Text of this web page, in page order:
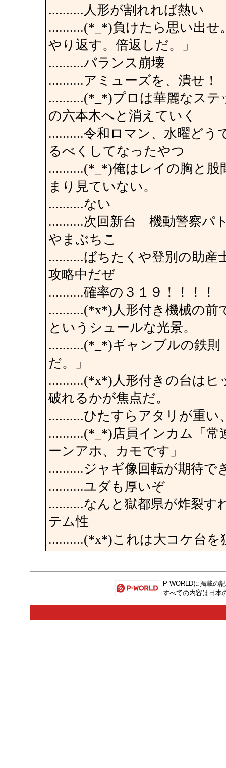
..........人形が割れれば熱い
..........(*_*)負けたら思い出
やり返す。倍返しだ。」
..........バランス崩壊
..........アミューズを、潰せ！
..........(*_*)プロは華麗なス
の六本木へと消えていく
..........令和ロマン、水曜ど
るべくしてなったやつ
..........(*_*)俺はレイの胸と
まり見ていない。
..........ない
..........次回新台 機動警察
やまぶちこ
..........ばちたくや登別の助
攻略中だぜ
..........確率の３１９！！！！
..........(*x*)人形付き機械の前
というシュールな光景。
..........(*_*)ギャンブルの鉄
だ。」
..........(*x*)人形付きの台は
破れるかが焦点だ。
..........ひたすらアタリが重
..........(*_*)店員インカム「常
ーンアホ、カモです」
..........ジャギ像回転が期待で
..........ユダも厚いぞ
..........なんと獄都県が炸裂
テム性
..........(*x*)これは大コケ台
P-WORLDに掲載の
すべての内容は日本